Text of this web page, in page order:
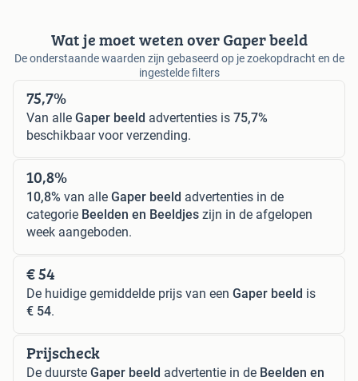
Wat je moet weten over Gaper beeld
De onderstaande waarden zijn gebaseerd op je zoekopdracht en de
ingestelde filters
75,7%
Van alle Gaper beeld advertenties is 75,7%
beschikbaar voor verzending.
10,8%
10,8% van alle Gaper beeld advertenties in de
categorie Beelden en Beeldjes zijn in de afgelopen
week aangeboden.
€ 54
De huidige gemiddelde prijs van een Gaper beeld is
€ 54.
Prijscheck
De duurste Gaper beeld advertentie in de Beelden en